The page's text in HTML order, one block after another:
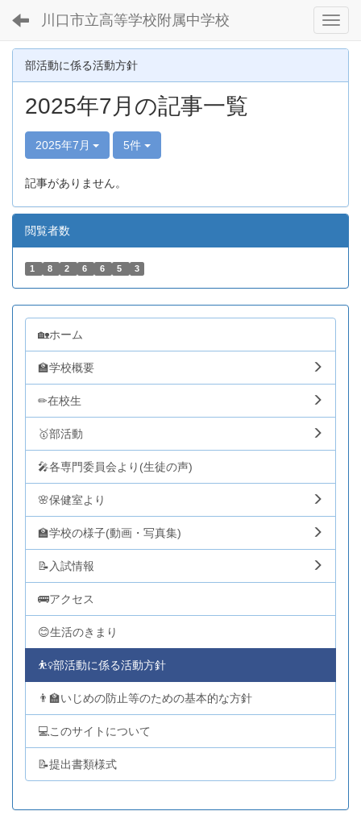
川口市立高等学校附属中学校
部活動に係る活動方針
2025年7月の記事一覧
2025年7月 5件
記事がありません。
閲覧者数
1 8 2 6 6 5 3
🏡ホーム
🏫学校概要
✏在校生
🥇部活動
🎤各専門委員会より(生徒の声)
🌸保健室より
🏫学校の様子(動画・写真集)
📝入試情報
🚌アクセス
😊生活のきまり
⛹️‍♀️部活動に係る活動方針
👨‍🏫いじめの防止等のための基本的な方針
💻このサイトについて
📝提出書類様式